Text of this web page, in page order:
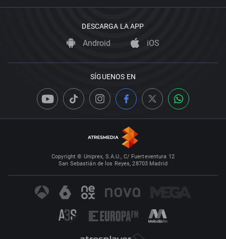
DESCARGA LA APP
Android iOS
SÍGUENOS EN
Copyright © Uniprex, S.A.U., C/ Fuerteventura 12
San Sebastián de los Reyes, 28703 Madrid